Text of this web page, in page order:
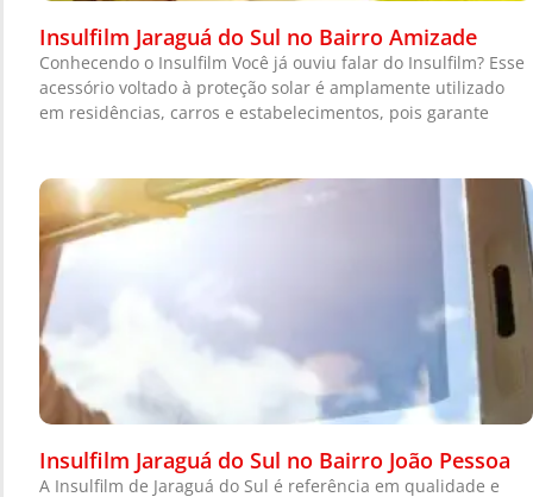
Insulfilm Jaraguá do Sul no Bairro Amizade
Conhecendo o Insulfilm Você já ouviu falar do Insulfilm? Esse
acessório voltado à proteção solar é amplamente utilizado
em residências, carros e estabelecimentos, pois garante
Insulfilm Jaraguá do Sul no Bairro João Pessoa
A Insulfilm de Jaraguá do Sul é referência em qualidade e